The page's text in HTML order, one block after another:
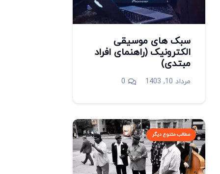
سبک های موسیقی
الکترونیک (راهنمای افراد
مبتدی)
مرداد 10, 1403 0
مطالب متنوع دیگر